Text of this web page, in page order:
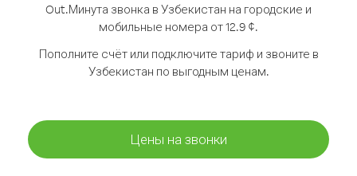
Out.Минута звонка в Узбекистан на городские и
мобильные номера от 12.9 ¢.
Пополните счёт или подключите тариф и звоните в
Узбекистан по выгодным ценам.
Цены на звонки